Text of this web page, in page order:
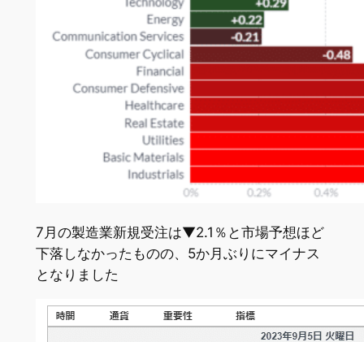
7月の製造業新規受注は▼2.1％と市場予想ほど
下落しなかったものの、5か月ぶりにマイナス
となりました